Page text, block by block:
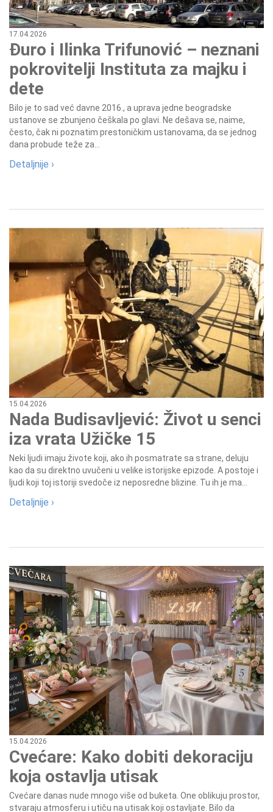
17.04.2026
Đuro i Ilinka Trifunović – neznani
pokrovitelji Instituta za majku i
dete
Bilo je to sad već davne 2016., a uprava jedne beogradske
ustanove se zbunjeno češkala po glavi. Ne dešava se, naime,
često, čak ni poznatim prestoničkim ustanovama, da se jednog
dana probude teže za...
Detaljnije ›
15.04.2026
Nada Budisavljević: Život u senci
iza vrata Užičke 15
Neki ljudi imaju živote koji, ako ih posmatrate sa strane, deluju
kao da su direktno uvučeni u velike istorijske epizode. A postoje i
ljudi koji toj istoriji svedoče iz neposredne blizine. Tu ih je ma...
Detaljnije ›
15.04.2026
Cvećare: Kako dobiti dekoraciju
koja ostavlja utisak
Cvećare danas nude mnogo više od buketa. One oblikuju prostor,
stvaraju atmosferu i utiču na utisak koji ostavljate. Bilo da